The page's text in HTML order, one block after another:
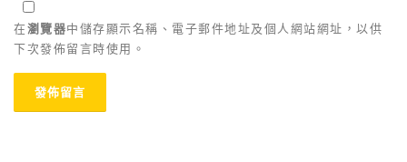
在瀏覽器中儲存顯示名稱、電子郵件地址及個人網站網址，以供
下次發佈留言時使用。